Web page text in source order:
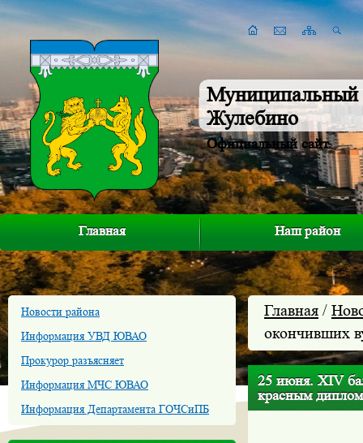
Муниципальный
Жулебино
Официальный сайт
Главная Наш район
Новости района
Информация УВД ЮВАО
Прокурор разъясняет
Информация МЧС ЮВАО
Информация Департамента ГОЧСиПБ
Главная /
окончивших
25 июня. XIV
красным